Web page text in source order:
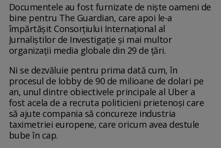
Documentele au fost furnizate de niște oameni de
bine pentru The Guardian, care apoi le-a
împărtășit Consorțiului Internațional al
Jurnaliştilor de Investigație și mai multor
organizații media globale din 29 de țări.
Ni se dezvăluie pentru prima dată cum, în
procesul de lobby de 90 de milioane de dolari pe
an, unul dintre obiectivele principale al Uber a
fost acela de a recruta politicieni prietenoși care
să ajute compania să concureze industria
taximetriei europene, care oricum avea destule
bube în cap.